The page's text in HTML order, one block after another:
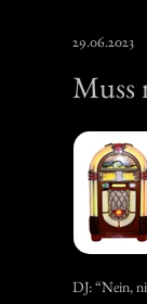
29.06.2023
Muss
‍DJ: “Nein,